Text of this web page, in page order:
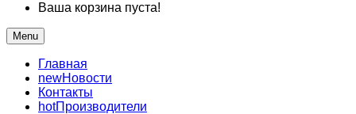
Ваша корзина пуста!
Menu
Главная
newНовости
Контакты
hotПроизводители